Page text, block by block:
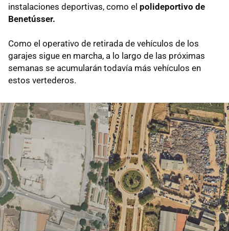
instalaciones deportivas, como el polideportivo de
Benetússer.
Como el operativo de retirada de vehículos de los
garajes sigue en marcha, a lo largo de las próximas
semanas se acumularán todavía más vehículos en
estos vertederos.